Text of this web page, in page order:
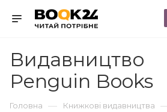
Видавництво
Penguin Books
Головна — Книжкові видавництва